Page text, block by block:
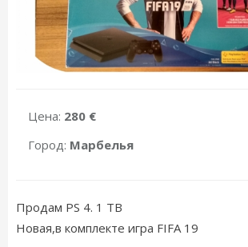
Цена: 280 €
Город: Марбелья
Продам PS 4. 1 TB
Новая,в комплекте игра FIFA 19